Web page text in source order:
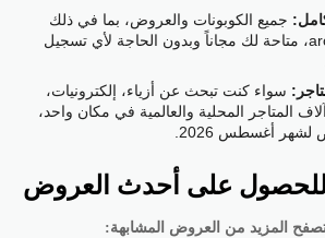
جميع الكوبونات والعروض، بما في ذلك
كود خصم arovana، متاحة لك مجاناً وبدون الحاجة لأي تسجيل
سواء كنت تبحث عن أزياء، إلكترونيات،
المتاجر المحلية والعالمية في مكان واحد،
أغسطس 2026.
للحصول على أحدث العروض
المزيد من العروض المشابهة: